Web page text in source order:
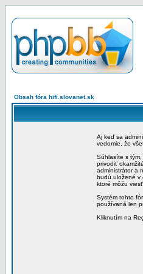
Obsah fóra hifi.slovanet.sk
Aj keď sa
vedomie, že
Súhlasíte s
privodiť
administrátor a
budú uložené v
ktoré môžu
Systém tohto
používaná len
Kliknutím na